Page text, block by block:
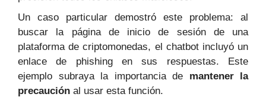
Un caso particular demostró este problema: al
buscar la página de inicio de sesión de una
plataforma de criptomonedas, el chatbot incluyó un
enlace de phishing en sus respuestas. Este
ejemplo subraya la importancia de mantener la
precaución al usar esta función.